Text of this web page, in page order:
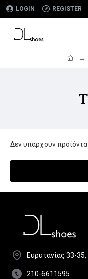
LOGIN REGISTER
.
Δεν υπάρχουν
Ευρυτανίας 33-
210-6611595